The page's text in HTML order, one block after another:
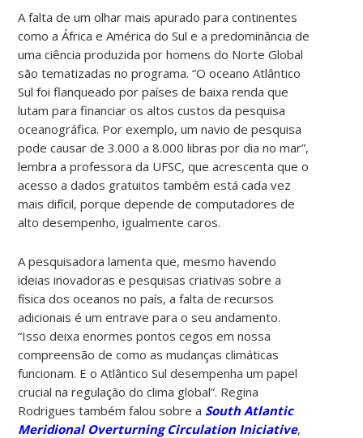
A falta de um olhar mais apurado para continentes
como a África e América do Sul e a predominância de
uma ciência produzida por homens do Norte Global
são tematizadas no programa. “O oceano Atlântico
Sul foi flanqueado por países de baixa renda que
lutam para financiar os altos custos da pesquisa
oceanográfica. Por exemplo, um navio de pesquisa
pode causar de 3.000 a 8.000 libras por dia no mar”,
lembra a professora da UFSC, que acrescenta que o
acesso a dados gratuitos também está cada vez
mais difícil, porque depende de computadores de
alto desempenho, igualmente caros.
A pesquisadora lamenta que, mesmo havendo
ideias inovadoras e pesquisas criativas sobre a
física dos oceanos no país, a falta de recursos
adicionais é um entrave para o seu andamento.
“Isso deixa enormes pontos cegos em nossa
compreensão de como as mudanças climáticas
funcionam. E o Atlântico Sul desempenha um papel
crucial na regulação do clima global”. Regina
Rodrigues também falou sobre a South Atlantic
Meridional Overturning Circulation Iniciative,